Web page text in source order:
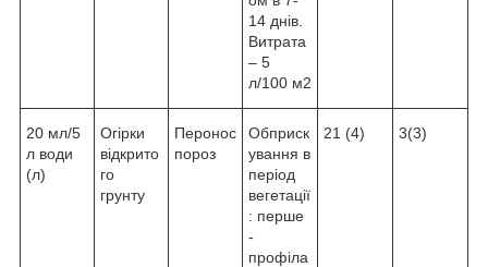
14 днів.
Витрата
– 5
л/100 м2
20 мл/5
л води
(л)
Огірки
відкрито
го
грунту
Перонос
пороз
Обприск
ування в
період
вегетації
: перше
-
профіла
21 (4) 3(3)